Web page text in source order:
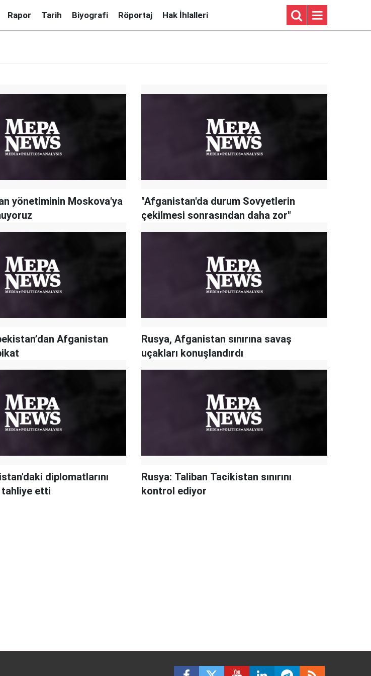
Rapor Tarih Biyografi Röportaj Hak İhlalleri
yönetiminin Moskova'ya
"Afganistan'da durum Sovyetlerin
çekilmesi sonrasından daha zor"
Afganistan
Rusya, Afganistan sınırına savaş
uçakları konuşlandırdı
diplomatlarını
tahliye etti
Rusya: Taliban Tacikistan sınırını
kontrol ediyor